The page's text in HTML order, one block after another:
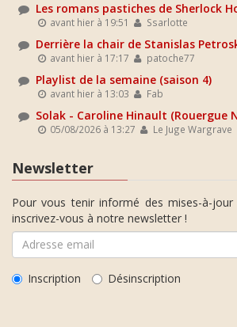
Les romans pastiches de Sherlock
avant hier à 19:51 Ssarlotte
Derrière la chair de Stanislas
avant hier à 17:17 patoche77
Playlist de la semaine (saison 4)
avant hier à 13:03 Fab
Solak - Caroline Hinault (Rouergue
05/08/2026 à 13:27 Le Juge Wargrave
Newsletter
Pour vous tenir informé des mises-à-jour
inscrivez-vous à notre newsletter !
Inscription Désinscription